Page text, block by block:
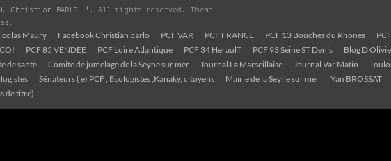
Christian BARLO, ! . All rights reserved. Theme
.
Maury Facebook Christian barlo PCF VAR PCF FRANCE PCF 13 Bouches du Rhones
PCF 85 VENDEE PCF Loire Atlantique PCF 34 HeraulT PCF 93 Seine ST Denis Blog D
de santé Comite de jumelage de la Seyne sur mer Journal La Marseillaise Journal Var Matin
Sénateurs ( e) PCF , Ecologistes ,Kanaky, citoyens Mairie de la Seyne sur mer Yan BROSSAT
de titre)